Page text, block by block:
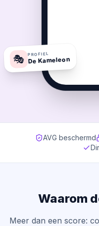
🎭 PROFIEL
De Kameleon
AVG beschermd
Waarom
Meer dan een score: